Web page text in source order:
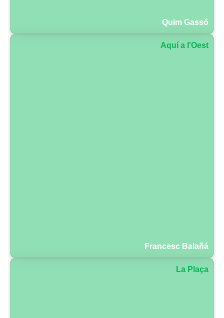
Quim Gassó
Aquí a l'Oest
Francesc Balañá
La Plaça